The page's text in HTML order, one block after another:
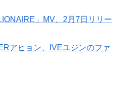
」MV、2月7日リリー
アヒョン、IVEユジンのファ